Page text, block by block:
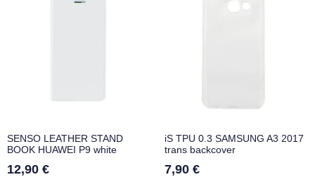
SENSO LEATHER STAND
BOOK HUAWEI P9 white
12,90 €
iS TPU 0.3 SAMSUNG A3 2017
trans backcover
7,90 €